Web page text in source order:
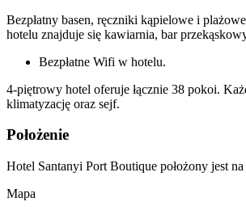
Bezpłatny basen, ręczniki kąpielowe i
hotelu znajduje się kawiarnia, bar
Bezpłatne Wifi w hotelu.
4-piętrowy hotel oferuje łącznie 38 pokoi.
klimatyzację oraz sejf.
Położenie
Hotel Santanyi Port Boutique położony jest
Mapa